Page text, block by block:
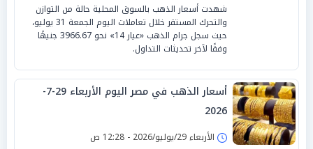
شهدت أسعار الذهب بالسوق المحلية حالة من التوازن
والتحرك المستقر خلال تعاملات اليوم الجمعة 31 يوليو،
حيث سجل جرام الذهب «عيار 14» نحو 3966.67 جنيهًا
وفقًا لآخر تحديثات التداول.
أسعار الذهب في مصر اليوم الأربعاء 29-7-
2026
الأربعاء 29/يوليو/2026 - 12:28 ص